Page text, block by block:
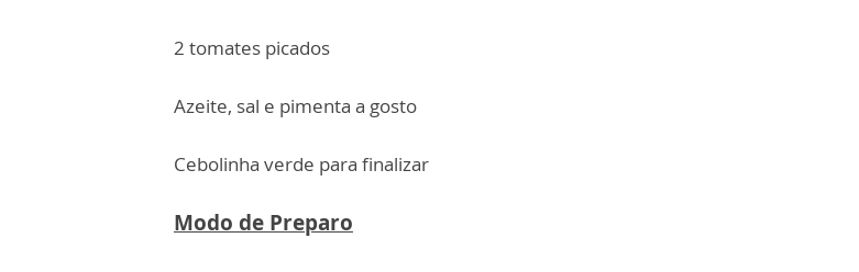
2 tomates picados
Azeite, sal e pimenta a gosto
Cebolinha verde para finalizar
Modo de Preparo